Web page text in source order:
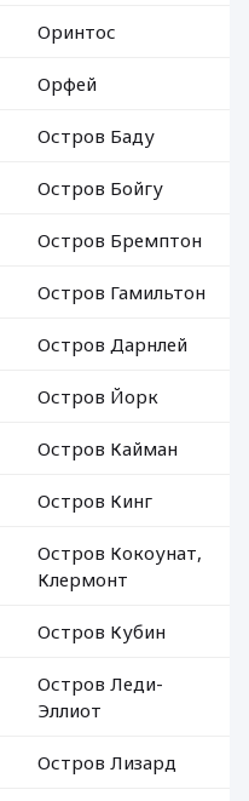
Оринтос
Орфей
Остров Баду
Остров Бойгу
Остров Бремптон
Остров Гамильтон
Остров Дарнлей
Остров Йорк
Остров Кайман
Остров Кинг
Остров Кокоунат,
Клермонт
Остров Кубин
Остров Леди-
Эллиот
Остров Лизард